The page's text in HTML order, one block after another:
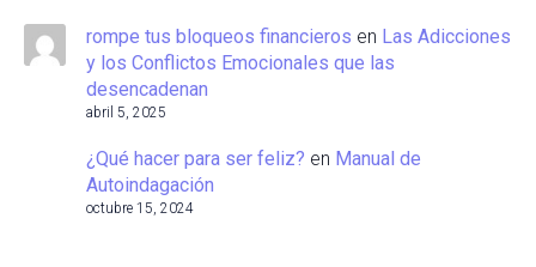
rompe tus bloqueos financieros en Las Adicciones
y los Conflictos Emocionales que las
desencadenan
abril 5, 2025
¿Qué hacer para ser feliz? en Manual de
Autoindagación
octubre 15, 2024